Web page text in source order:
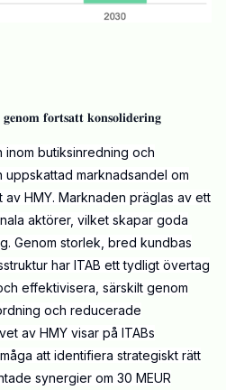
𝐟𝐨𝐫𝐭𝐬𝐚𝐭𝐭 𝐤𝐨𝐧𝐬𝐨𝐥𝐢𝐝𝐞𝐫𝐢𝐧𝐠
inom butiksinredning och
marknadsandel om
av HMY. Marknaden präglas av ett
aktörer, vilket skapar goda
Genom storlek, bred kundbas
har ITAB ett tydligt övertag
effektivisera, särskilt genom
och reducerade
av HMY visar på ITABs
att identifiera strategiskt rätt
synergier om 30 MEUR